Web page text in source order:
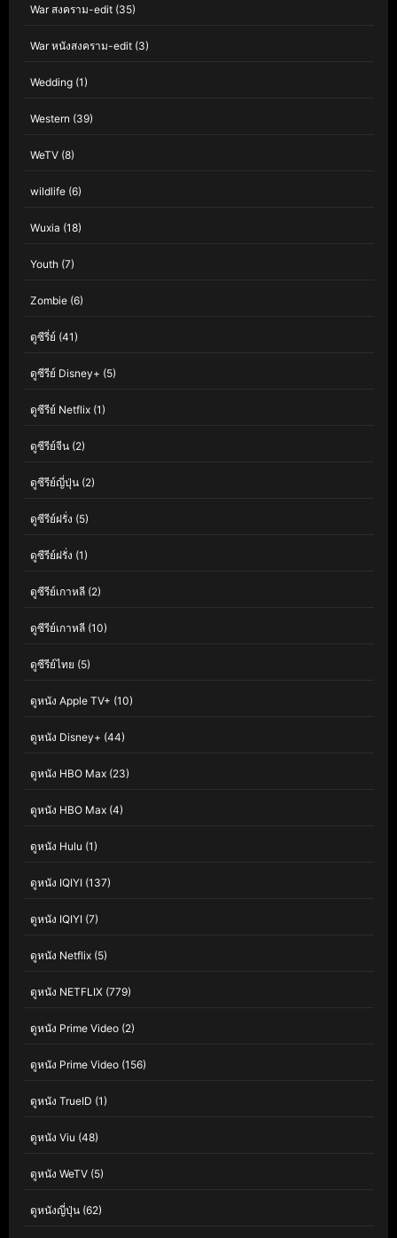
War สงคราม-edit (35)
War หนังสงคราม-edit (3)
Wedding (1)
Western (39)
WeTV (8)
wildlife (6)
Wuxia (18)
Youth (7)
Zombie (6)
ดูซีรี่ย์ (41)
ดูซีรีย์ Disney+ (5)
ดูซีรีย์ Netflix (1)
ดูซีรีย์จีน (2)
ดูซีรีย์ญี่ปุ่น (2)
ดูซีรีย์ฝรั่ง (5)
ดูซีรีย์ฝรั่ง (1)
ดูซีรีย์เกาหลี (2)
ดูซีรีย์เกาหลี (10)
ดูซีรีย์ไทย (5)
ดูหนัง Apple TV+ (10)
ดูหนัง Disney+ (44)
ดูหนัง HBO Max (23)
ดูหนัง HBO Max (4)
ดูหนัง Hulu (1)
ดูหนัง IQIYI (137)
ดูหนัง IQIYI (7)
ดูหนัง Netflix (5)
ดูหนัง NETFLIX (779)
ดูหนัง Prime Video (2)
ดูหนัง Prime Video (156)
ดูหนัง TrueID (1)
ดูหนัง Viu (48)
ดูหนัง WeTV (5)
ดูหนังญี่ปุ่น (62)